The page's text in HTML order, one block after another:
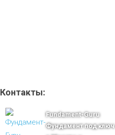
Контакты:
Fundament-Guru
Фундамент под ключ